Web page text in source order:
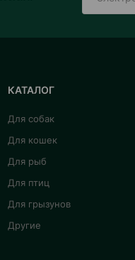
КАТАЛОГ
Для собак
Для кошек
Для рыб
Для птиц
Для грызунов
Другие